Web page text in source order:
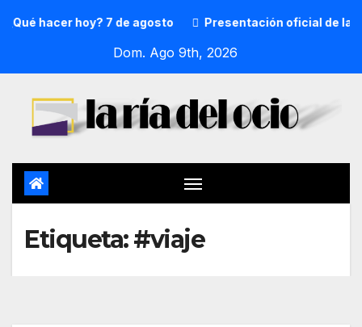
hacer hoy? 7 de agosto Presentación oficial de la
Dom. Ago 9th, 2026
Etiqueta:#viaje